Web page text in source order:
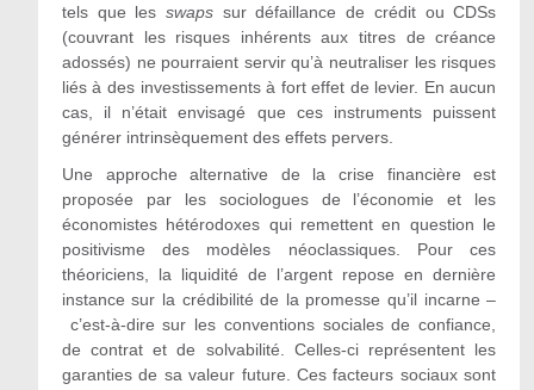
tels que lesswaps sur défaillance de crédit ou CDSs
(couvrant les risques inhérents aux titres de créance
adossés) ne pourraient servir qu’à neutraliser les risques
liésà des investissements à fort effet de levier. En aucun
cas, il n’était envisagé que ces instruments puissent
générer intrinsèquement des effets pervers.
Une approche alternative de la crise financière est
proposée par les sociologues de l’économie et les
économistes hétérodoxes qui remettent en question le
positivisme des modèles néoclassiques. Pour ces
théoriciens, la liquidité de l’argent repose en dernière
instance sur la crédibilité de la promesse qu’il incarne –
c’est-à-dire sur les conventions sociales de confiance,
de contrat et de solvabilité. Celles-ci représentent les
garanties de sa valeur future. Ces facteurs sociaux sont